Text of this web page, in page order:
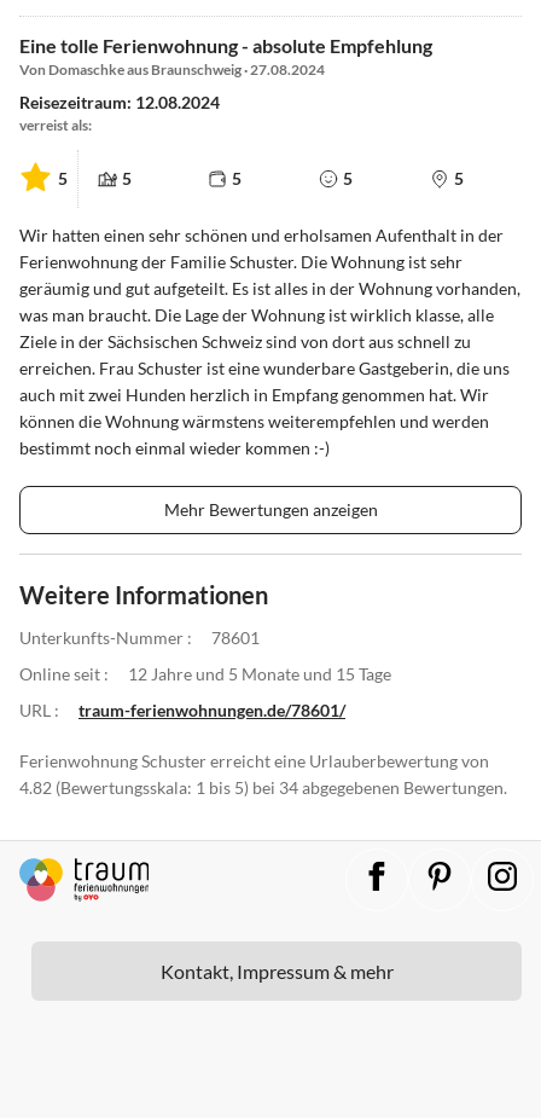
Eine tolle Ferienwohnung - absolute Empfehlung
Von Domaschke aus Braunschweig · 27.08.2024
Reisezeitraum: 12.08.2024
verreist als:
5 5 5 5 5
Wir hatten einen sehr schönen und erholsamen Aufenthalt in der
Ferienwohnung der Familie Schuster. Die Wohnung ist sehr
geräumig und gut aufgeteilt. Es ist alles in der Wohnung vorhanden,
was man braucht. Die Lage der Wohnung ist wirklich klasse, alle
Ziele in der Sächsischen Schweiz sind von dort aus schnell zu
erreichen. Frau Schuster ist eine wunderbare Gastgeberin, die uns
auch mit zwei Hunden herzlich in Empfang genommen hat. Wir
können die Wohnung wärmstens weiterempfehlen und werden
bestimmt noch einmal wieder kommen :-)
Mehr Bewertungen anzeigen
Weitere Informationen
Unterkunfts-Nummer :
78601
Online seit :
12 Jahre und 5 Monate und 15 Tage
URL :
traum-ferienwohnungen.de/78601/
Ferienwohnung Schuster erreicht eine Urlauberbewertung von
4.82 (Bewertungsskala: 1 bis 5) bei 34 abgegebenen Bewertungen.
Kontakt, Impressum & mehr